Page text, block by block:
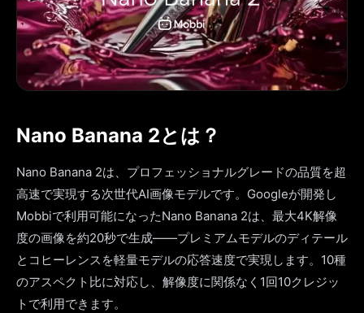
Nano Banana 2とは？
Nano Banana 2は、プロフェッショナルグレードの品質を超
高速で実現する次世代AI画像モデルです。Googleが開発し
Mobbiで利用可能になったNano Banana 2は、最大4K解像
度の画像を約20秒で生成——プレミアムモデルのディテール
とコヒーレンスを軽量モデルの応答速度で実現します。10種
のアスペクト比に対応し、解像度に関係なく1回10クレジッ
トで利用できます。